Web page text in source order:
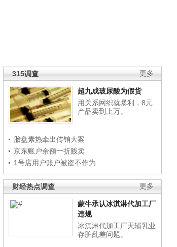
更多
315调查
超九成玻尿酸为假货
用关系网织就暴利，8元
产品卖到上万。
胎盘素热牵出传销大案
京东账户余额一折贱卖
1号店用户账户被盗不作为
更多
财经热点调查
蒙牛承认冰淇淋代加工厂
违规
冰淇淋代加工厂天辅乳业
存脏乱差问题。